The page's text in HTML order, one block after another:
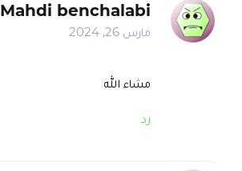
Mahdi benchalabi
مارس 26, 2024
مشاء الله
رد